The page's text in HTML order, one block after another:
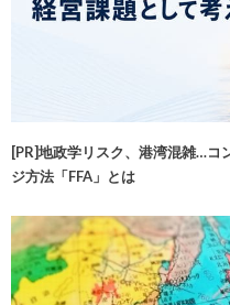
[PR]地政学リスク、港湾混雑…コ
ジ方法「FFA」とは